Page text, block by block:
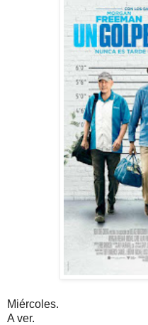
Miércoles.
A ver.